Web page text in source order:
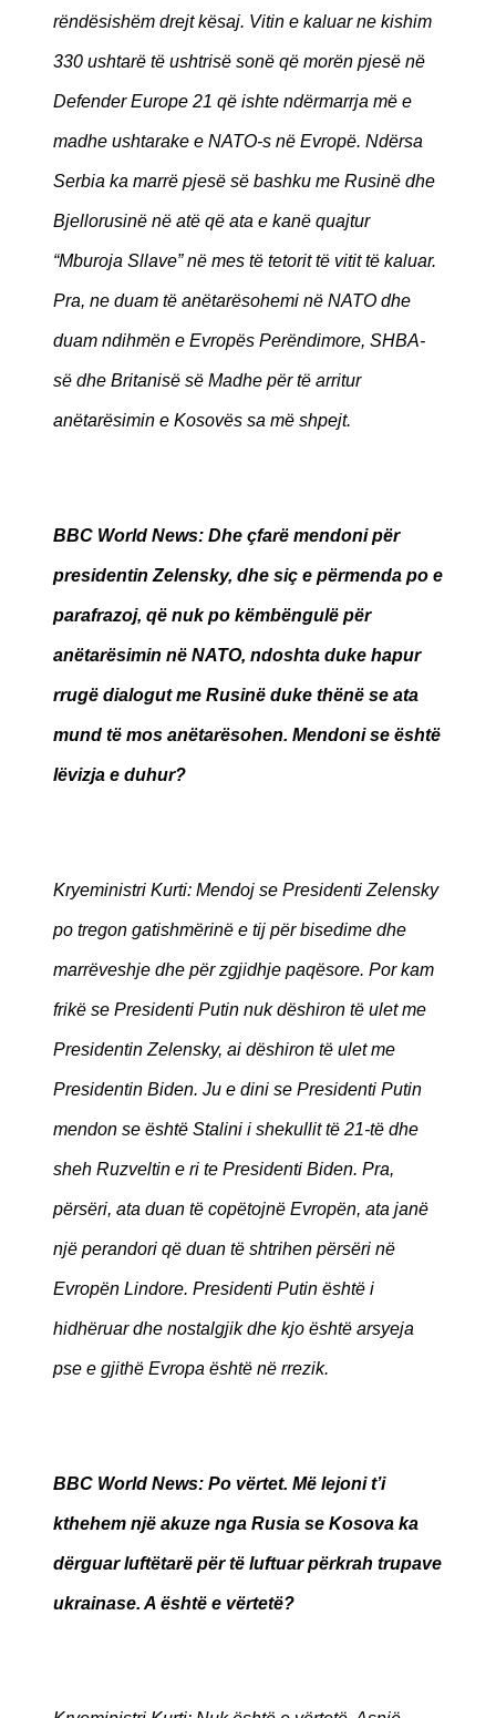
rëndësishëm drejt kësaj. Vitin e kaluar ne kishim
330 ushtarë të ushtrisë sonë që morën pjesë në
Defender Europe 21 që ishte ndërmarrja më e
madhe ushtarake e NATO-s në Evropë. Ndërsa
Serbia ka marrë pjesë së bashku me Rusinë dhe
Bjellorusinë në atë që ata e kanë quajtur
“Mburoja Sllave” në mes të tetorit të vitit të kaluar.
Pra, ne duam të anëtarësohemi në NATO dhe
duam ndihmën e Evropës Perëndimore, SHBA-
së dhe Britanisë së Madhe për të arritur
anëtarësimin e Kosovës sa më shpejt.
BBC World News: Dhe çfarë mendoni për
presidentin Zelensky, dhe siç e përmenda po e
parafrazoj, që nuk po këmbëngulë për
anëtarësimin në NATO, ndoshta duke hapur
rrugë dialogut me Rusinë duke thënë se ata
mund të mos anëtarësohen. Mendoni se është
lëvizja e duhur?
Kryeministri Kurti: Mendoj se Presidenti Zelensky
po tregon gatishmërinë e tij për bisedime dhe
marrëveshje dhe për zgjidhje paqësore. Por kam
frikë se Presidenti Putin nuk dëshiron të ulet me
Presidentin Zelensky, ai dëshiron të ulet me
Presidentin Biden. Ju e dini se Presidenti Putin
mendon se është Stalini i shekullit të 21-të dhe
sheh Ruzveltin e ri te Presidenti Biden. Pra,
përsëri, ata duan të copëtojnë Evropën, ata janë
një perandori që duan të shtrihen përsëri në
Evropën Lindore. Presidenti Putin është i
hidhëruar dhe nostalgjik dhe kjo është arsyeja
pse e gjithë Evropa është në rrezik.
BBC World News: Po vërtet. Më lejoni t’i
kthehem një akuze nga Rusia se Kosova ka
dërguar luftëtarë për të luftuar përkrah trupave
ukrainase. A është e vërtetë?